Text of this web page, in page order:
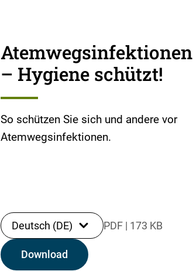
Atemwegsinfektionen
– Hygiene schützt!
So schützen Sie sich und andere vor
Atemwegsinfektionen.
Deutsch (DE) PDF | 173 KB
Download